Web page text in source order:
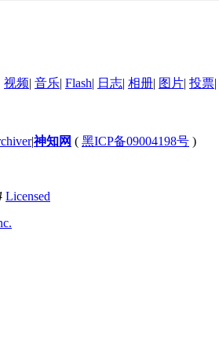
视频| 音乐| Flash| 日志| 相册| 图片| 投票|
|神知网 ( 黑ICP备09004198号 )
Licensed